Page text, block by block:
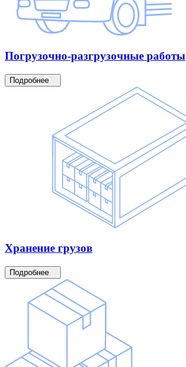
Погрузочно-разгрузочные работы
Подробнее
Хранение грузов
Подробнее